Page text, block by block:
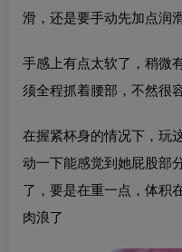
滑，还是要手动先加点润滑
手感上有点太软了，稍微
须全程抓着腰部，不然很
在握紧杯身的情况下，玩
动一下能感觉到她屁股部
了，要是在重一点，体积
肉浪了